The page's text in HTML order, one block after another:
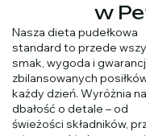
w
Nasza dieta pudełkowa
standard to przede
smak, wygoda i
zbilansowanych
każdy dzień. Wyróżnia
dbałość o detale – od
świeżości składników,